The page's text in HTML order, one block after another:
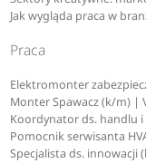
Jak wygląda praca w
Praca
Elektromonter
Monter Spawacz (k/m) |
Koordynator ds. handlu
Pomocnik serwisanta
Specjalista ds. innowacji